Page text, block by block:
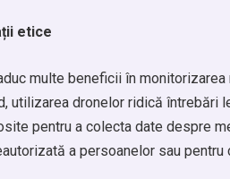
etice
multe beneficii în
utilizarea dronelor ridică
pentru a colecta date despre
a persoanelor sau